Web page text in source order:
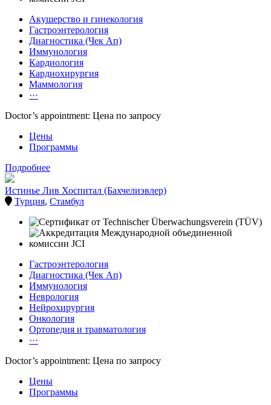
Акушерство и гинекология
Гастроэнтерология
Диагностика (Чек Ап)
Иммунология
Кардиология
Кардиохирургия
Маммология
···
Doctor’s appointment: Цена по запросу
Цены
Программы
Подробнее
Истинье Лив Хоспитал (Бахчелиэвлер)
Турция, Стамбул
Гастроэнтерология
Диагностика (Чек Ап)
Иммунология
Неврология
Нейрохирургия
Онкология
Ортопедия и травматология
···
Doctor’s appointment: Цена по запросу
Цены
Программы